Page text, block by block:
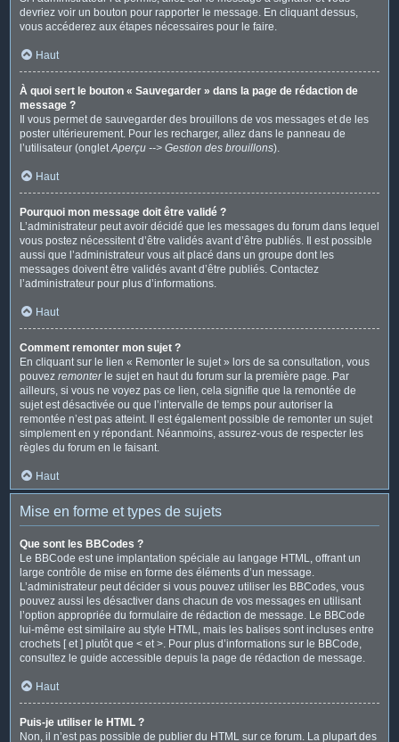
devriez voir un bouton pour rapporter le message. En cliquant dessus,
vous accéderez aux étapes nécessaires pour le faire.
Haut
À quoi sert le bouton « Sauvegarder » dans la page de rédaction de
message ?
Il vous permet de sauvegarder des brouillons de vos messages et de les
poster ultérieurement. Pour les recharger, allez dans le panneau de
l’utilisateur (ongletAperçu --> Gestion des brouillons).
Haut
Pourquoi mon message doit être validé ?
L’administrateur peut avoir décidé que les messages du forum dans lequel
vous postez nécessitent d’être validés avant d’être publiés. Il est possible
aussi que l’administrateur vous ait placé dans un groupe dont les
messages doivent être validés avant d’être publiés. Contactez
l’administrateur pour plus d’informations.
Haut
Comment remonter mon sujet ?
En cliquant sur le lien « Remonter le sujet » lors de sa consultation, vous
pouvez remonterle sujet en haut du forum sur la première page. Par
ailleurs, si vous ne voyez pas ce lien, cela signifie que la remontée de
sujet est désactivée ou que l’intervalle de temps pour autoriser la
remontée n’est pas atteint. Il est également possible de remonter un sujet
simplement en y répondant. Néanmoins, assurez-vous de respecter les
règles du forum en le faisant.
Haut
Mise en forme et types de sujets
Que sont les BBCodes ?
Le BBCode est une implantation spéciale au langage HTML, offrant un
large contrôle de mise en forme des éléments d’un message.
L’administrateur peut décider si vous pouvez utiliser les BBCodes, vous
pouvez aussi les désactiver dans chacun de vos messages en utilisant
l’option appropriée du formulaire de rédaction de message. Le BBCode
lui-même est similaire au style HTML, mais les balises sont incluses entre
crochets [ et ] plutôt que < et >. Pour plus d’informations sur le BBCode,
consultez le guide accessible depuis la page de rédaction de message.
Haut
Puis-je utiliser le HTML ?
Non, il n’est pas possible de publier du HTML sur ce forum. La plupart des